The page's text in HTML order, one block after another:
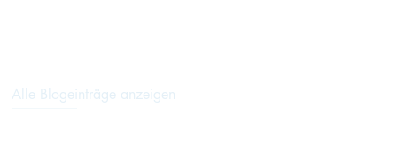
Alle Blogeinträge anzeigen